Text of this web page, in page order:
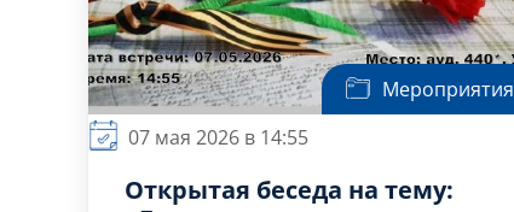
Мероприятия
07 мая 2026 в 14:55
Открытая беседа на тему: